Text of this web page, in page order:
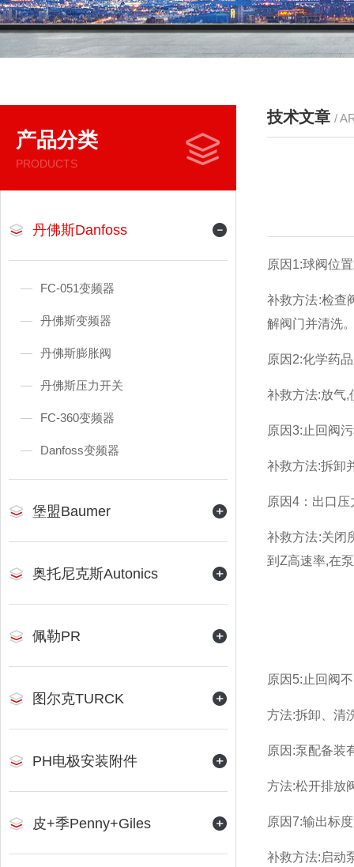
产品分类
PRODUCTS
丹佛斯Danfoss
FC-051变频器
丹佛斯变频器
丹佛斯膨胀阀
丹佛斯压力开关
FC-360变频器
Danfoss变频器
堡盟Baumer
奥托尼克斯Autonics
佩勒PR
图尔克TURCK
PH电极安装附件
皮+季Penny+Giles
技术文章 /
原因1:球阀位
补救方法:检查
解阀门并清洗
原因2:化学药
补救方法:放气,
原因3:止回阀
补救方法:拆卸
原因4：出口压
补救方法:关闭
到Z高速率,在
原因5:止回阀
方法:拆卸、清
原因:泵配备装
方法:松开排放
原因7:输出标
补救方法:启动